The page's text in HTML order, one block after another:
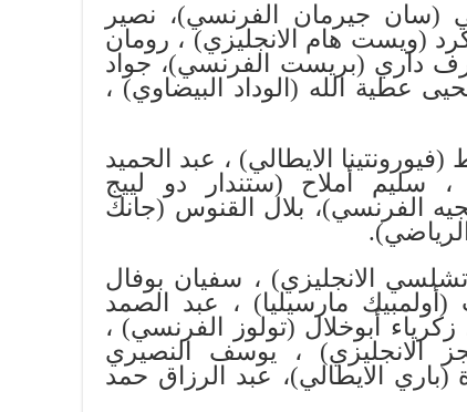
جيرمان الفرنسي)، نصير
(ويست هام الانجليزي) ، رومان
داري (بريست الفرنسي)، جواد
عطية الله (الوداد البيضاوي) ،
الايطالي) ، عبد الحميد
، سليم أملاح (ستندار دو لييج
الفرنسي)، بلال القنوس (جانك
الانجليزي) ، سفيان بوفال
مارسيليا) ، عبد الصمد
زكرياء أبوخلال (تولوز الفرنسي) ،
الانجليزي) ، يوسف النصيري
(باري الايطالي)، عبد الرزاق حمد